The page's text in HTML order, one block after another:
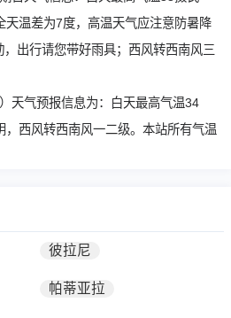
天温差为7度，高温天气应注意防暑降
出行请您带好雨具；西风转西南风三
天气预报信息为：白天最高气温34
，西风转西南风一二级。本站所有气温
彼拉尼
帕蒂亚拉